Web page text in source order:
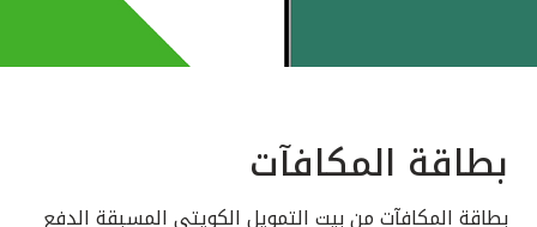
بطاقة المكافآت
بطاقة المكافآت من بيت التمويل الكويتي المسبقة الدفع